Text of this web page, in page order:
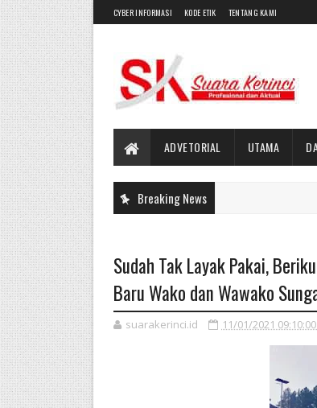
CYBER INFORMASI KODE ETIK TENTANG KAMI
ADVETORIAL UTAMA
Breaking News
Sudah Tak Layak Pakai,
Baru Wako dan Wawako
suarakerinci.id 11/01/2021